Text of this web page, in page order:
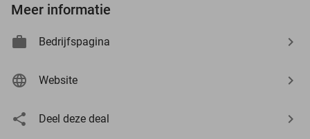
Meer informatie
Bedrijfspagina
Website
Deel deze deal